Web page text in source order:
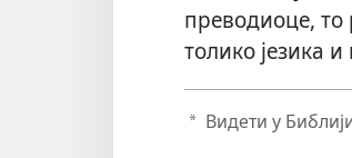
преводиоце, то
толико језика
a Видети у